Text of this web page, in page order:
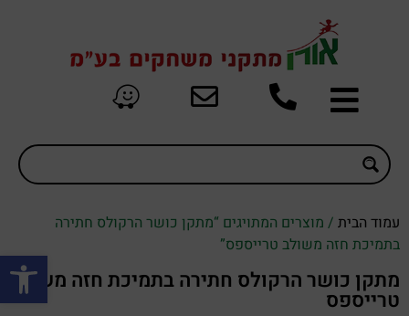
פתח
עמוד הבית / מוצרים המתויגים “מתקן כושר הרקולס חתירה
בתמיכת חזה משולב טרייספס”
מתקן כושר הרקולס חתירה בתמיכת חזה משולב
טרייספס